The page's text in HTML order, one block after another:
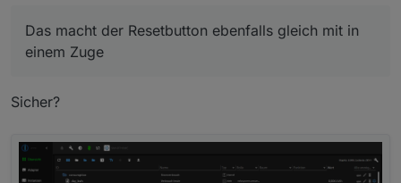
ch habe einen Resetbutton eingefügt. Er
setzt alle Wert auf =. Der Button ist im
Das macht der Resetbutton ebenfalls gleich mit in
einem Zuge
Sicher?